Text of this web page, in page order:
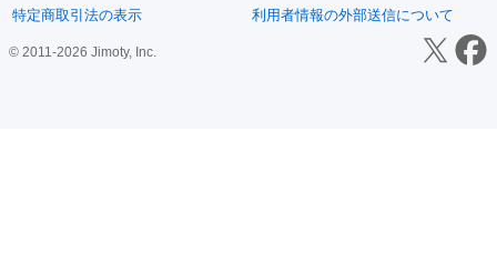
特定商取引法の表示 利用者情報の外部送信について
© 2011-2026 Jimoty, Inc.